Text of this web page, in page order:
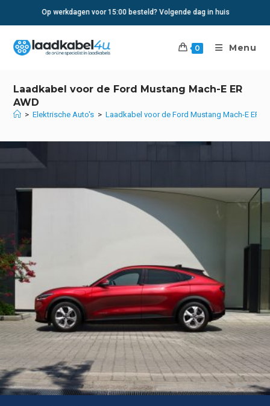
Op werkdagen voor 15:00 besteld? Volgende dag in huis
0 Menu
Laadkabel voor de Ford Mustang Mach-E ER
AWD
> Elektrische Auto's > Laadkabel voor de Ford Mustang Mach-E ER